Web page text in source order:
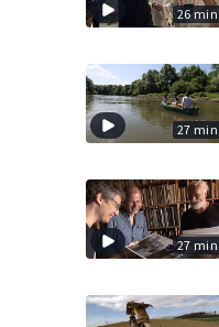
26 min
27 min
27 min